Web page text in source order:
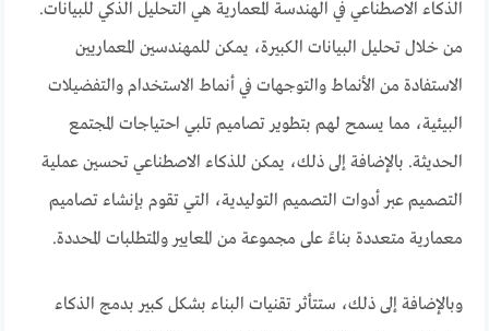
الذكاء الاصطناعي في الهندسة المعمارية هي التحليل الذكي للبيانات.
من خلال تحليل البيانات الكبيرة، يمكن للمهندسين المعماريين
الاستفادة من الأنماط والتوجهات في أنماط الاستخدام والتفضيلات
البيئية، مما يسمح لهم بتطوير تصاميم تلبي احتياجات المجتمع
الحديثة. بالإضافة إلى ذلك، يمكن للذكاء الاصطناعي تحسين عملية
التصميم عبر أدوات التصميم التوليدية، التي تقوم بإنشاء تصاميم
معمارية متعددة بناءً على مجموعة من المعايير والمتطلبات المحددة.
وبالإضافة إلى ذلك، ستتأثر تقنيات البناء بشكل كبير بدمج الذكاء